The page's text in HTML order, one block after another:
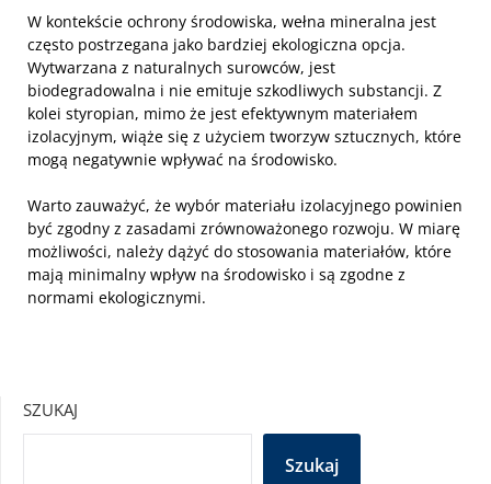
W kontekście ochrony środowiska, wełna mineralna jest
często postrzegana jako bardziej ekologiczna opcja.
Wytwarzana z naturalnych surowców, jest
biodegradowalna i nie emituje szkodliwych substancji. Z
kolei styropian, mimo że jest efektywnym materiałem
izolacyjnym, wiąże się z użyciem tworzyw sztucznych, które
mogą negatywnie wpływać na środowisko.
Warto zauważyć, że wybór materiału izolacyjnego powinien
być zgodny z zasadami zrównoważonego rozwoju. W miarę
możliwości, należy dążyć do stosowania materiałów, które
mają minimalny wpływ na środowisko i są zgodne z
normami ekologicznymi.
SZUKAJ
Szukaj